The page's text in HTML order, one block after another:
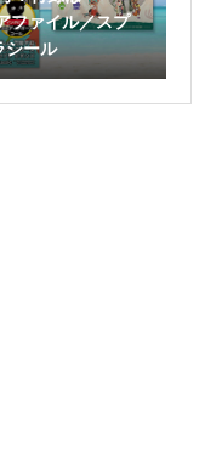
ファイル／スプ
シール